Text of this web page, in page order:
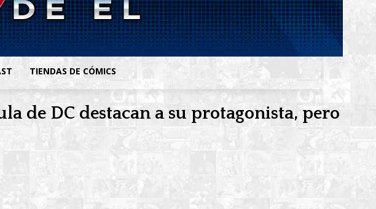
TIENDAS DE CÓMICS
de DC destacan a su protagonista, pero